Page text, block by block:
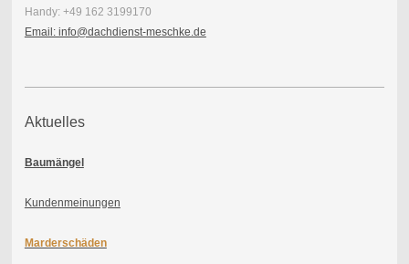
Handy: +49 162 3199170
Email: info@dachdienst-meschke.de
Aktuelles
Baumängel
Kundenmeinungen
Marderschäden